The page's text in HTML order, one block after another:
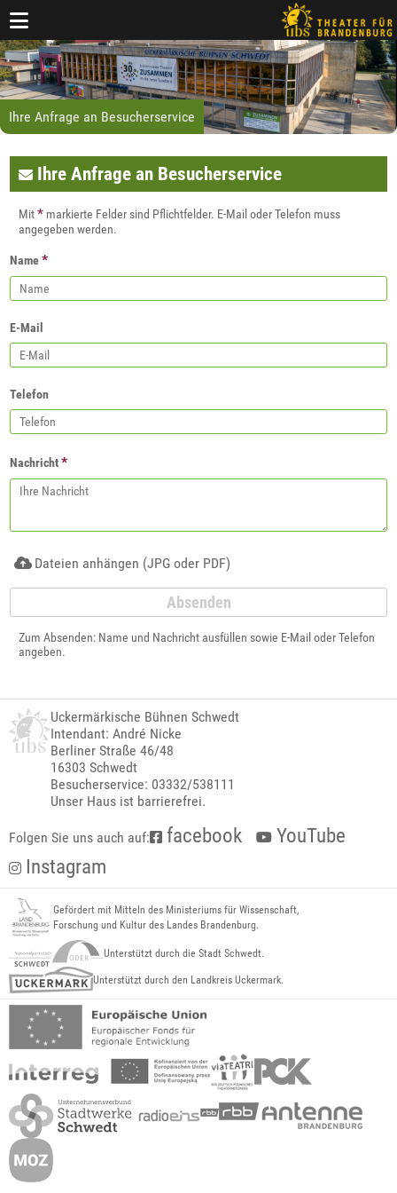
Ihre Anfrage an Besucherservice
Ihre Anfrage an Besucherservice
Mit* markierte Felder sind Pflichtfelder. E-Mail oder Telefon muss
angegeben werden.
Name*
E-Mail
Telefon
Nachricht*
Dateien anhängen (JPG oder PDF)
Zum Absenden: Name und Nachricht ausfüllen sowie E-Mail oder Telefon
angeben.
Uckermärkische Bühnen Schwedt
Intendant: André Nicke
Berliner Straße 46/48
16303 Schwedt
Besucherservice: 03332/538111
Unser Haus ist barrierefrei.
Folgen Sie uns auch auf: facebook
YouTube
Instagram
Gefördert mit Mitteln des Ministeriums für Wissenschaft,
Forschung und Kultur des Landes Brandenburg.
Unterstützt durch die Stadt Schwedt.
Unterstützt durch den Landkreis Uckermark.